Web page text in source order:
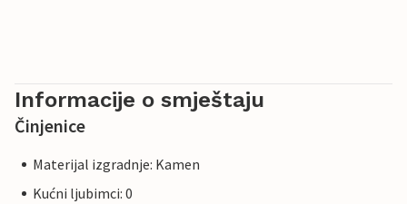
Informacije o smještaju
Činjenice
Materijal izgradnje: Kamen
Kućni ljubimci: 0